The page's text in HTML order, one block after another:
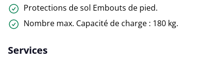
Protections de sol Embouts de pied.
Nombre max. Capacité de charge : 180 kg.
Services